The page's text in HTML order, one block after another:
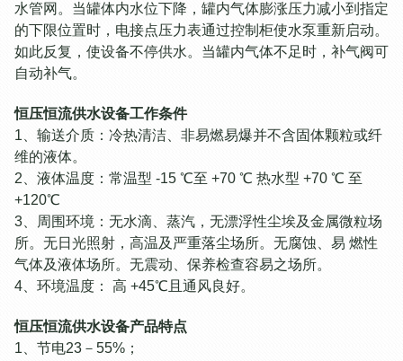
水管网。当罐体内水位下降，罐内气体膨涨压力减小到指定
的下限位置时，电接点压力表通过控制柜使水泵重新启动。
如此反复，使设备不停供水。当罐内气体不足时，补气阀可
自动补气。
恒压恒流供水设备工作条件
1、输送介质：冷热清洁、非易燃易爆并不含固体颗粒或纤
维的液体。
2、液体温度：常温型 -15 ℃至 +70 ℃ 热水型 +70 ℃ 至
+120℃
3、周围环境：无水滴、蒸汽，无漂浮性尘埃及金属微粒场
所。无日光照射，高温及严重落尘场所。无腐蚀、易 燃性
气体及液体场所。无震动、保养检查容易之场所。
4、环境温度： 高 +45℃且通风良好。
恒压恒流供水设备产品特点
1、节电23－55%；